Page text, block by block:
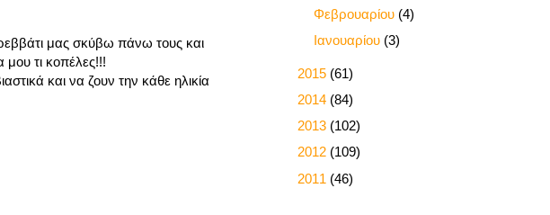
μας σκύβω πάνω τους και
τι κοπέλες!!!
και να ζουν την κάθε ηλικία
Φεβρουαρίου (4)
Ιανουαρίου (3)
2015 (61)
2014 (84)
2013 (102)
2012 (109)
2011 (46)